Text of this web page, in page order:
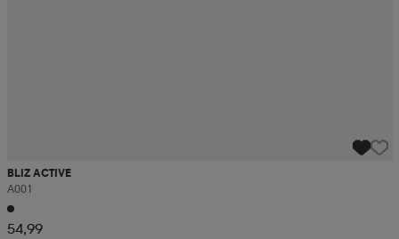
BLIZ ACTIVE
A001
54,99